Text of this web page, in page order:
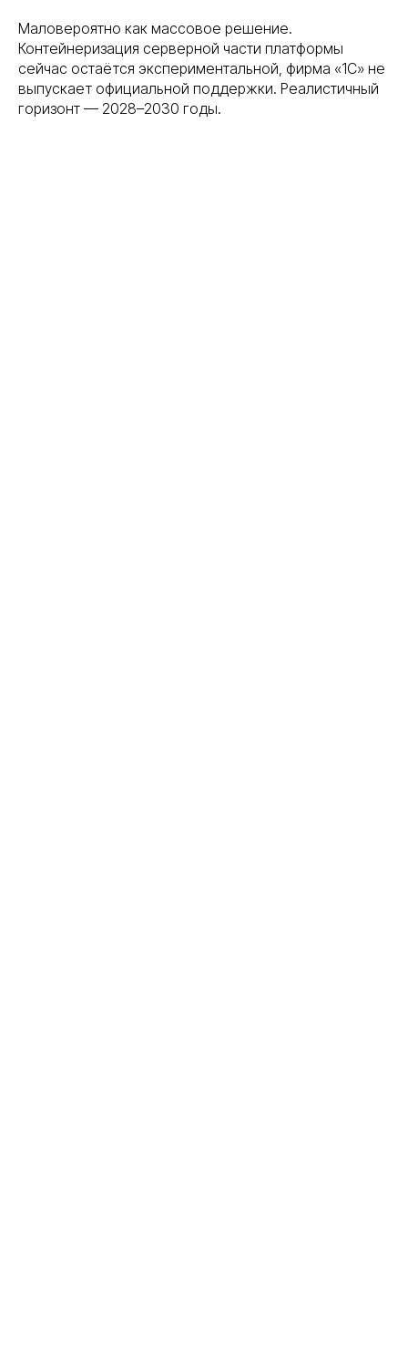
Маловероятно как массовое решение.
Контейнеризация серверной части платформы
сейчас остаётся экспериментальной, фирма «1С» не
выпускает официальной поддержки. Реалистичный
горизонт — 2028–2030 годы.